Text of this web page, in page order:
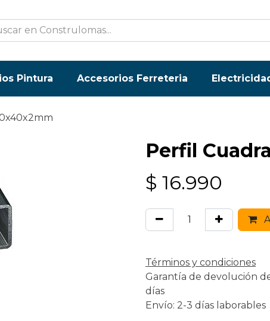
Pintura Accesorios Ferreteria
Perfil
$ 16.990
Términos y condiciones
Garantía de devolución
días
Envío: 2-3 días laborables